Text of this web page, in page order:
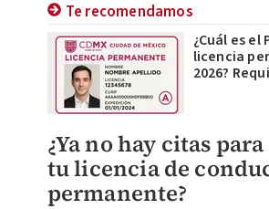
Te recomendamos
¿Cuál es el
licencia
2026?
¿Ya no hay citas
tu licencia de
permanente?